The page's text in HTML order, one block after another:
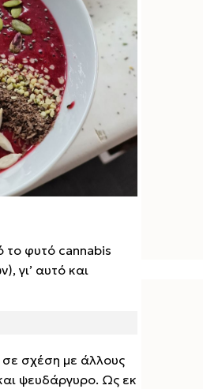
το φυτό cannabis
γι’ αυτό και
σε σχέση με άλλους
ψευδάργυρο. Ως εκ